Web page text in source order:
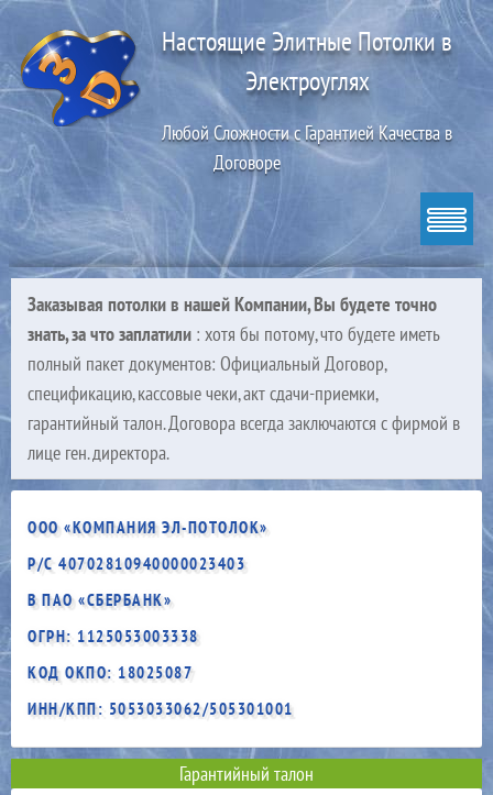
Настоящие Элитные Потолки в
Электроуглях
Любой Сложности с Гарантией Качества в
Договоре
Заказывая потолки в нашей Компании, Вы будете точно
знать, за что заплатили : хотя бы потому, что будете иметь
полный пакет документов: Официальный Договор,
спецификацию, кассовые чеки, акт сдачи-приемки,
гарантийный талон. Договора всегда заключаются с фирмой в
лице ген. директора.
ООО «КОМПАНИЯ ЭЛ-ПОТОЛОК»
Р/С 40702810940000023403
В ПАО «СБЕРБАНК»
ОГРН: 1125053003338
КОД ОКПО: 18025087
ИНН/КПП: 5053033062/505301001
Гарантийный талон